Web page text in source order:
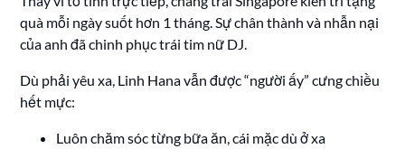
quà mỗi ngày suốt hơn 1 tháng. Sự chân thành và nhẫn nại
của anh đã chinh phục trái tim nữ DJ.
Dù phải yêu xa, Linh Hana vẫn được “người ấy” cưng chiều
hết mực:
Luôn chăm sóc từng bữa ăn, cái mặc dù ở xa